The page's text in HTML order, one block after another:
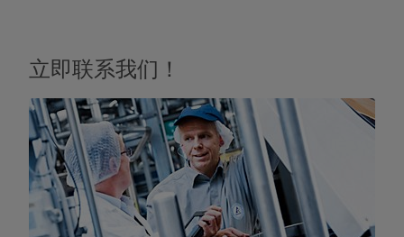
立即联系我们！